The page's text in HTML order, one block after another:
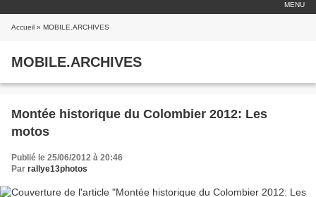
MENU
Accueil » MOBILE.ARCHIVES
MOBILE.ARCHIVES
Montée historique du Colombier 2012: Les
motos
Publié le 25/06/2012 à 20:46
Par rallye13photos